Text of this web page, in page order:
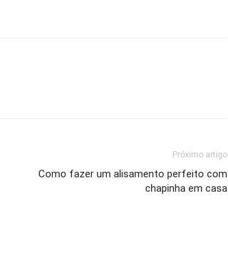
Próximo artigo
Como fazer um alisamento perfeito com
chapinha em casa